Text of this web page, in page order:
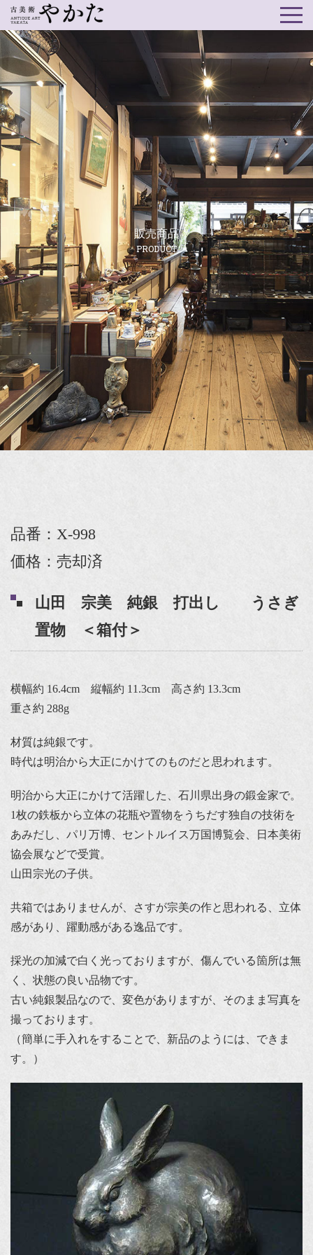
販売商品
PRODUCT
品番：X-998
価格：売却済
山田 宗美 純銀 打出し うさぎ
置物 ＜箱付＞
横幅約 16.4cm 縦幅約 11.3cm 高さ約 13.3cm
重さ約 288g
材質は純銀です。
時代は明治から大正にかけてのものだと思われます。
明治から大正にかけて活躍した、石川県出身の鍛金家で。
1枚の鉄板から立体の花瓶や置物をうちだす独自の技術を
あみだし、パリ万博、セントルイス万国博覧会、日本美術
協会展などで受賞。
山田宗光の子供。
共箱ではありませんが、さすが宗美の作と思われる、立体
感があり、躍動感がある逸品です。
採光の加減で白く光っておりますが、傷んでいる箇所は無
く、状態の良い品物です。
古い純銀製品なので、変色がありますが、そのまま写真を
撮っております。
（簡単に手入れをすることで、新品のようには、できま
す。）